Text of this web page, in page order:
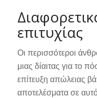
επιτυχίας
Οι περισσότεροι
μιας δίαιτας για το
επίτευξη απώλειας
αποτελέσματα σε